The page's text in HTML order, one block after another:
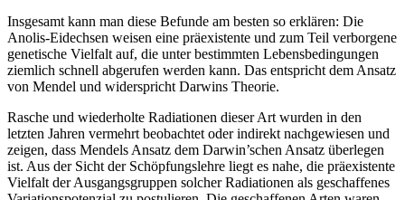
Insgesamt kann man diese Befunde am besten so erklären: Die
Anolis­-Eidechsen weisen eine präexistente und zum Teil verborgene
genetische Vielfalt auf, die unter bestimmten Lebensbedingungen
ziemlich schnell abgerufen werden kann. Das entspricht dem Ansatz
von Mendel und widerspricht Darwins Theorie.
Rasche und wiederholte Radiationen dieser Art wurden in den
letzten Jahren vermehrt beobachtet oder indirekt nachgewiesen und
zeigen, dass Mendels Ansatz dem Darwin’schen Ansatz überlegen
ist. Aus der Sicht der Schöpfungslehre liegt es nahe, die präexistente
Vielfalt der Ausgangsgruppen solcher Radiationen als geschaffenes